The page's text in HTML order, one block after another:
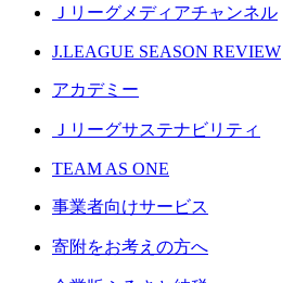
Ｊリーグメディアチャンネル
J.LEAGUE SEASON REVIEW
アカデミー
Ｊリーグサステナビリティ
TEAM AS ONE
事業者向けサービス
寄附をお考えの方へ